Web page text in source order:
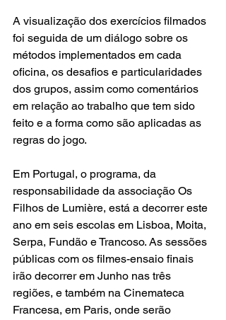
A visualização dos exercícios filmados
foi seguida de um diálogo sobre os
métodos implementados em cada
oficina, os desafios e particularidades
dos grupos, assim como comentários
em relação ao trabalho que tem sido
feito e a forma como são aplicadas as
regras do jogo.
Em Portugal, o programa, da
responsabilidade da associação Os
Filhos de Lumière, está a decorrer este
ano em seis escolas em Lisboa, Moita,
Serpa, Fundão e Trancoso. As sessões
públicas com os filmes-ensaio finais
irão decorrer em Junho nas três
regiões, e também na Cinemateca
Francesa, em Paris, onde serão